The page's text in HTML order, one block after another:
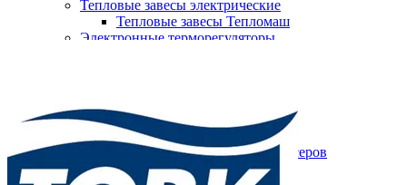
Тепловые завесы электрические
Тепловые завесы Тепломаш
Электронные терморегуляторы
Дезинфицирующие средства
Жидкое мыло TORK
Картриджи и баллоны для диспенсеров
освежителя воздуха
Нажмите, чтобы увеличить